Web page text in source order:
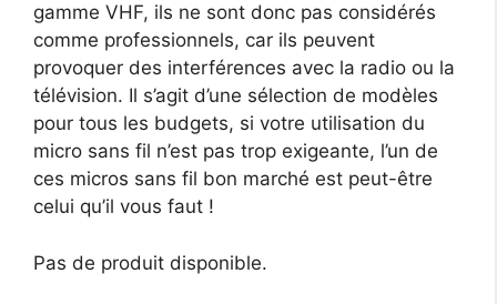
gamme VHF, ils ne sont donc pas considérés
comme professionnels, car ils peuvent
provoquer des interférences avec la radio ou la
télévision. Il s’agit d’une sélection de modèles
pour tous les budgets, si votre utilisation du
micro sans fil n’est pas trop exigeante, l’un de
ces micros sans fil bon marché est peut-être
celui qu’il vous faut !
Pas de produit disponible.